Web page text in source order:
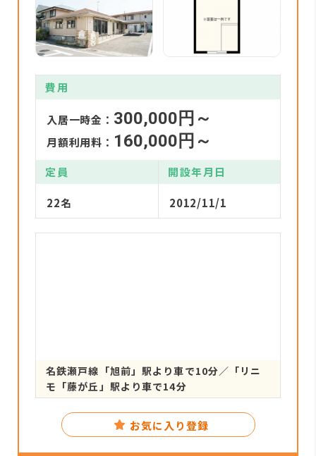
費用
入居一時金： 300,000円～
月額利用料： 160,000円～
定員 開設年月日
22名 2012/11/1
名鉄瀬戸線「旭前」駅より車で10分／「リニ
モ「藤が丘」駅より車で14分
お気に入り登録